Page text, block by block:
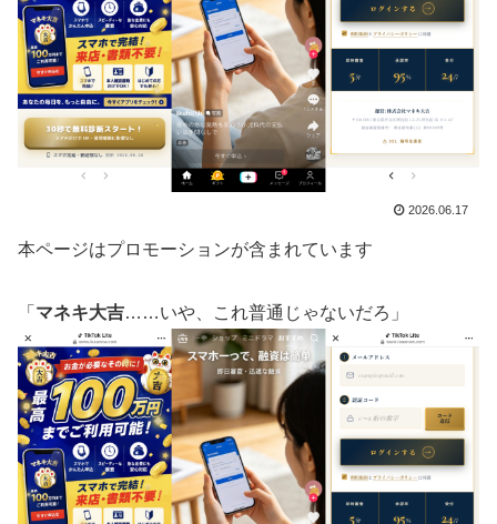
2026.06.17
本ページはプロモーションが含まれています
「 マネキ大吉……いや、これ普通じゃないだろ」